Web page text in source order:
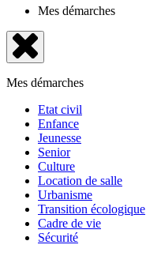
Mes démarches
Fermer
le
menu
Mes démarches
Etat civil
Enfance
Jeunesse
Senior
Culture
Location de salle
Urbanisme
Transition écologique
Cadre de vie
Sécurité